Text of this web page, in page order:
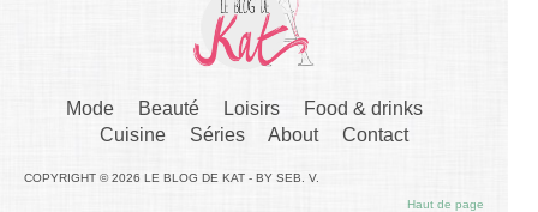
Mode Beauté Loisirs
Food & drinks
Cuisine
Séries About Contact
COPYRIGHT © 2026 LE BLOG DE KAT - BY SEB. V.
Haut de page